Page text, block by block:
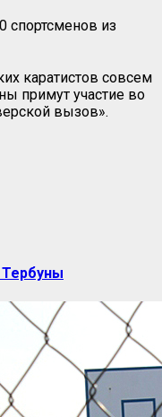
спортсменов из
каратистов совсем
примут участие во
вызов».